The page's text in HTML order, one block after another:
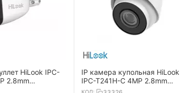
HiLook IPC-
IP67 IR30
IP камера купольная HiLook
IPC-T241H-C 4MP 2.8mm
2560×1440 IP67 IR30 m PoE